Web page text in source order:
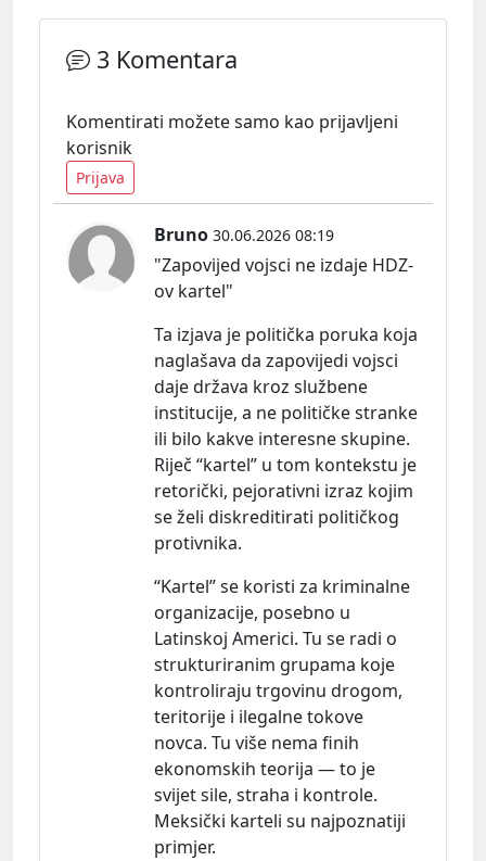
3 Komentara
Komentirati možete samo kao prijavljeni
korisnik
Prijava
Bruno 30.06.2026 08:19
"Zapovijed vojsci ne izdaje HDZ-
ov kartel"
Ta izjava je politička poruka koja
naglašava da zapovijedi vojsci
daje država kroz službene
institucije, a ne političke stranke
ili bilo kakve interesne skupine.
Riječ “kartel” u tom kontekstu je
retorički, pejorativni izraz kojim
se želi diskreditirati političkog
protivnika.
“Kartel” se koristi za kriminalne
organizacije, posebno u
Latinskoj Americi. Tu se radi o
strukturiranim grupama koje
kontroliraju trgovinu drogom,
teritorije i ilegalne tokove
novca. Tu više nema finih
ekonomskih teorija — to je
svijet sile, straha i kontrole.
Meksički karteli su najpoznatiji
primjer.